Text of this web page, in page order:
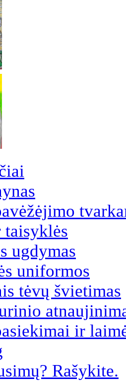
ugdymas
uniformos
tėvų švietimas
ir
Rašykite.